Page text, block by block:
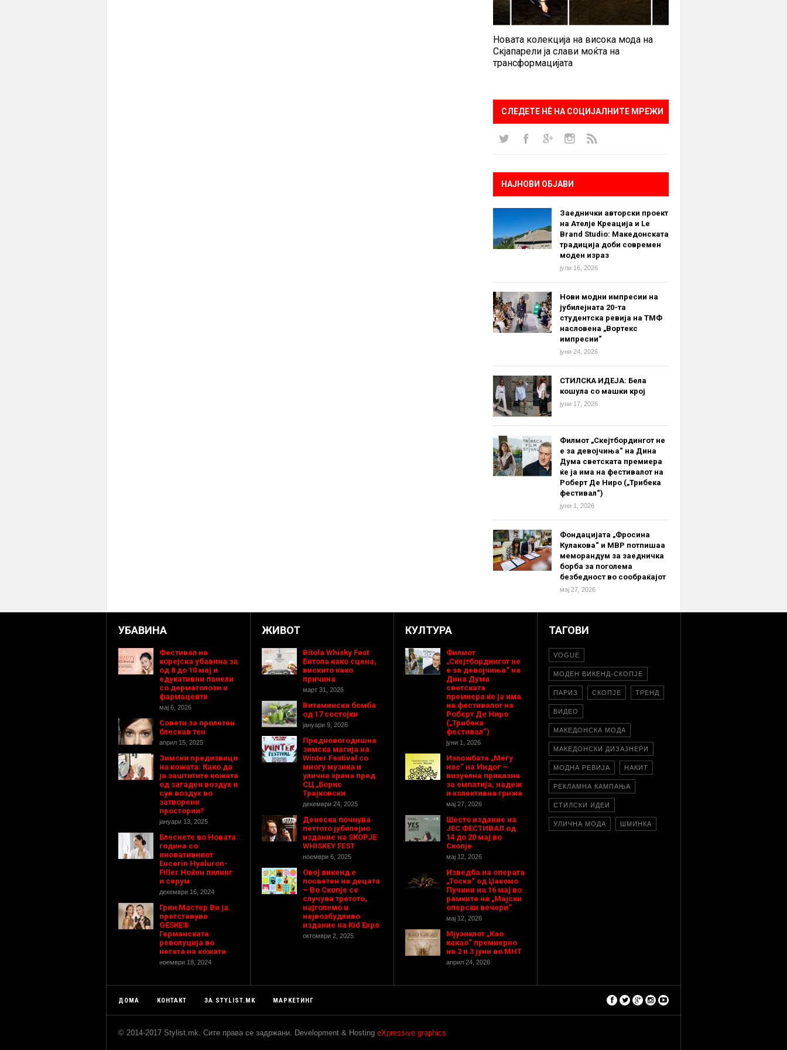
Новата колекција на висока мода на
Скјапарели ја слави моќта на
трансформацијата
СЛЕДЕТЕ НÈ НА СОЦИЈАЛНИТЕ МРЕЖИ
НАЈНОВИ ОБЈАВИ
Заеднички авторски проект
на Ателје Креација и Le
Brand Studio: Македонската
традиција доби современ
моден израз
јули 16, 2026
Нови модни импресии на
јубилејната 20-та
студентска ревија на ТМФ
насловена „Вортекс
импресии“
јуни 24, 2026
СТИЛСКА ИДЕЈА: Бела
кошула со машки крој
јуни 17, 2026
Филмот „Скејтбордингот не
е за девојчиња“ на Дина
Дума светската премиера
ќе ја има на фестивалот на
Роберт Де Ниро („Трибека
фестивал“)
јуни 1, 2026
Фондацијата „Фросина
Кулакова“ и МВР потпишаа
меморандум за заедничка
борба за поголема
безбедност во сообраќајот
мај 27, 2026
УБАВИНА
Фестивал на
корејска убавина за
од 8 до 10 мај и
едукативни панели
со дерматолози и
фармацевти
мај 6, 2026
Совети за пролетен
блескав тен
април 15, 2025
Зимски предизвици
на кожата: Како да
ја заштитите кожата
од загаден воздух и
сув воздух во
затворени
простории?
јануари 13, 2025
Блеснете во Новата
година со
иновативниот
Eucerin Hyaluron-
Filler Ноќен пилинг
и серум
декември 16, 2024
Грин Мастер Ви ја
претставува
GESKE®
Германската
револуција во
негата на кожата
ноември 18, 2024
ЖИВОТ
Bitola Whisky Fest:
Битола како сцена,
вискито како
причина
март 31, 2026
Витаминска бомба
од 17 состојки
јануари 9, 2026
Предновогодишнa
зимска магија на
Winter Festival со
многу музика и
улична храна пред
СЦ „Борис
Трајковски
декември 24, 2025
Денеска почнува
петтото јубилејно
издание на SKOPJE
WHISKEY FEST
ноември 6, 2025
Овој викенд е
посветен на децата
– Во Скопје се
случува третото,
најголемо и
највозбудливо
издание на Kid Expo
октомври 2, 2025
КУЛТУРА
Филмот
„Скејтбордингот не
е за девојчиња“ на
Дина Дума
светската
премиера ќе ја има
на фестивалот на
Роберт Де Ниро
(„Трибека
фестивал“)
јуни 1, 2026
Изложбата „Меѓу
нас“ на Индог –
визуелна приказна
за емпатија, надеж
и колективна грижа
мај 27, 2026
Шесто издание на
ЈЕС ФЕСТИВАЛ од
14 до 20 мај во
Скопје
мај 12, 2026
Изведба на операта
„Тоска“ од Џакомо
Пучини на 16 мај во
рамките на „Мајски
оперски вечери“
мај 12, 2026
Мјузиклот „Као
какао“ премиерно
на 2 и 3 јуни во МНТ
април 24, 2026
ТАГОВИ
VOGUE
МОДЕН ВИКЕНД-СКОПЈЕ
ПАРИЗ СКОПЈЕ ТРЕНД
ВИДЕО
МАКЕДОНСКА МОДА
МАКЕДОНСКИ ДИЗАЈНЕРИ
МОДНА РЕВИЈА НАКИТ
РЕКЛАМНА КАМПАЊА
СТИЛСКИ ИДЕИ
УЛИЧНА МОДА ШМИНКА
ДОМА КОНТАКТ ЗА STYLIST.MK МАРКЕТИНГ
© 2014-2017 Stylist.mk. Сите права се задржани. Development & Hosting eXpressive graphics